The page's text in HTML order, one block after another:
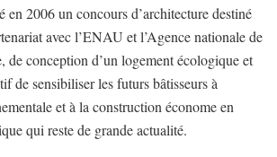
en 2006 un concours d’architecture destiné
avec l’ENAU et l’Agence nationale de
de conception d’un logement écologique et
de sensibiliser les futurs bâtisseurs à
et à la construction économe en
qui reste de grande actualité.